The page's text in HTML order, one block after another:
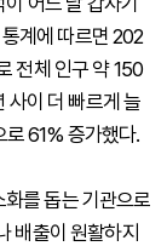
계에 따르면 202
전체 인구 약 150
사이 더 빠르게 늘
61% 증가했다.
화를 돕는 기관으로
배출이 원활하지